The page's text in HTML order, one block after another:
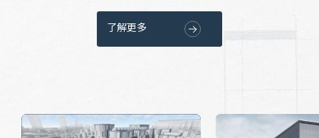
了解更多
生物製劑擴廠及戰略平台資源庫興建統包工程
基地位置 ｜
苗栗縣竹南鎮(國衛院基地)
永達承德大
台北市大